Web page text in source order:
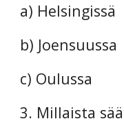
a) Helsingissä
b) Joensuussa
c) Oulussa
3. Millaista